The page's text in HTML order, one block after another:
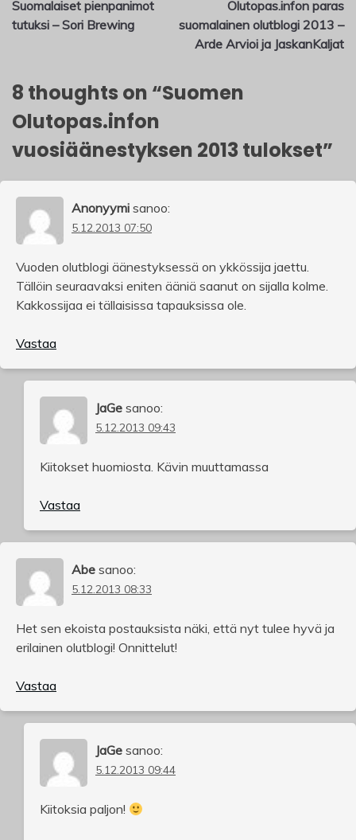
selaus
Suomalaiset pienpanimot
tutuksi – Sori Brewing
Olutopas.infon paras
suomalainen olutblogi 2013 –
Arde Arvioi ja JaskanKaljat
8 thoughts on “Suomen
Olutopas.infon
vuosiäänestyksen 2013 tulokset”
Anonyymi sanoo:
5.12.2013 07:50
Vuoden olutblogi äänestyksessä on ykkössija jaettu.
Tällöin seuraavaksi eniten ääniä saanut on sijalla kolme.
Kakkossijaa ei tällaisissa tapauksissa ole.
Vastaa
JaGe sanoo:
5.12.2013 09:43
Kiitokset huomiosta. Kävin muuttamassa
Vastaa
Abe sanoo:
5.12.2013 08:33
Het sen ekoista postauksista näki, että nyt tulee hyvä ja
erilainen olutblogi! Onnittelut!
Vastaa
JaGe sanoo:
5.12.2013 09:44
Kiitoksia paljon!